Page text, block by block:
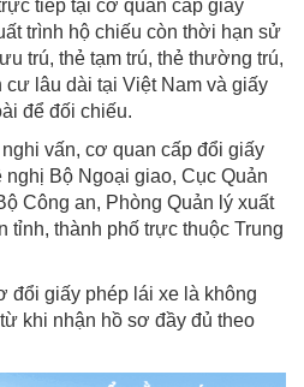
tiếp tại cơ quan cấp giấy
trình hộ chiếu còn thời hạn sử
trú, thẻ tạm trú, thẻ thường trú,
lâu dài tại Việt Nam và giấy
để đối chiếu.
vấn, cơ quan cấp đổi giấy
Bộ Ngoại giao, Cục Quản
Công an, Phòng Quản lý xuất
tỉnh, thành phố trực thuộc Trung
đổi giấy phép lái xe là không
khi nhận hồ sơ đầy đủ theo